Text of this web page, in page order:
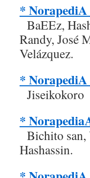
* NorapediA
BaEEz,
Randy, José
Velázquez.
* NorapediA
Jiseikokoro
*
Bichito san,
Hashassin.